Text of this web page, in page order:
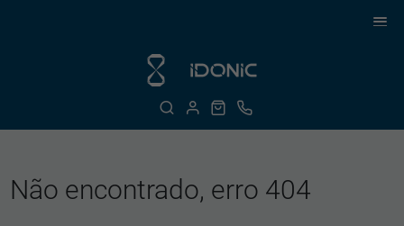
Não encontrado, erro 404